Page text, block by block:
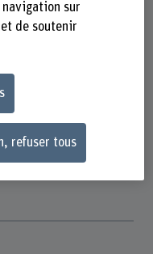
sur
de soutenir
refuser tous